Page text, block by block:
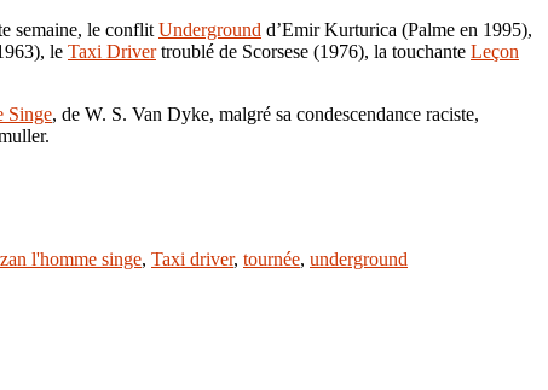
semaine, le conflit Underground d’Emir Kurturica (Palme en 1995),
le Taxi Drivertroublé de Scorsese (1976), la touchante Leçon
Singe, de W. S. Van Dyke, malgré sa condescendance raciste,
l'homme singe, Taxi driver, tournée, underground